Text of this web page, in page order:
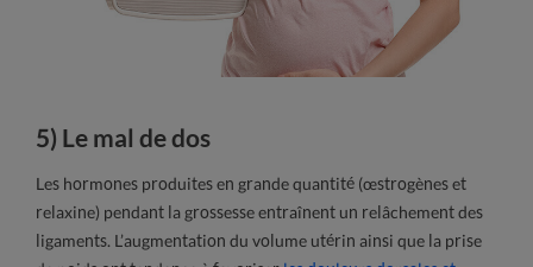
5) Le mal de dos
Les hormones produites en grande quantité (œstrogènes et
relaxine) pendant la grossesse entraînent un relâchement des
ligaments. L’augmentation du volume utérin ainsi que la prise